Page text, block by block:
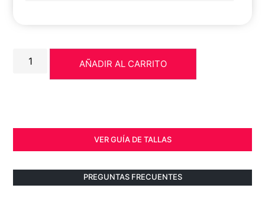
AÑADIR AL CARRITO
VER GUÍA DE TALLAS
PREGUNTAS FRECUENTES